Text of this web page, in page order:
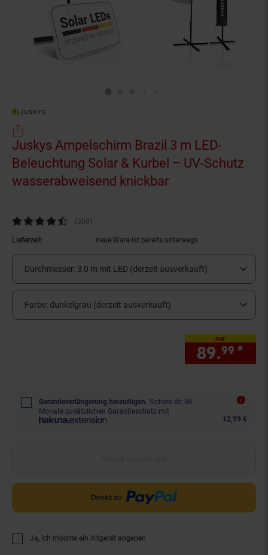
Juskys Ampelschirm Brazil 3 m LED-
Beleuchtung Solar & Kurbel – UV-Schutz
wasserabweisend knickbar
Kundenbewertung: 4,41 von 5 Sternen
(308Kundenbewertungen
)
Lieferzeit: neue Ware ist bereits unterwegs
Durchmesser: 3,0 m mit LED (derzeit ausverkauft)
Farbe: dunkelgrau (derzeit ausverkauft)
nur
89.99 *
Garantieverlängerung hinzufügen. Sichere dir 36
Monate zusätzlichen Garantieschutz mit
12,99 €
Ja, ich möchte ein Altgerät abgeben.